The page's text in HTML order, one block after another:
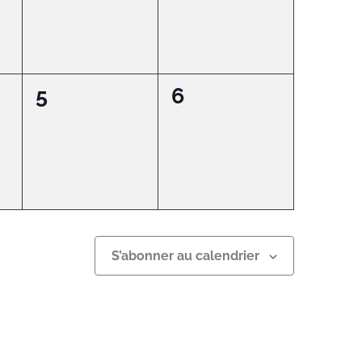
0
5
0
6
S’abonner au calendrier